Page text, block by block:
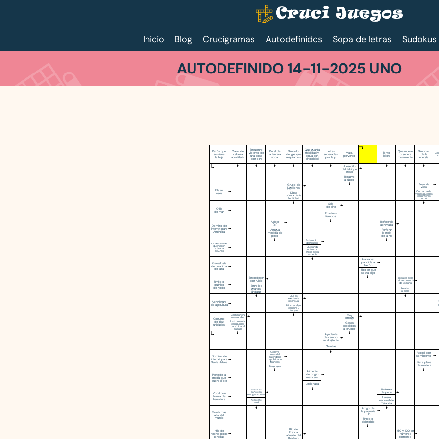
Inicio Blog Crucigramas Autodefinidos Sopa de letras Sudokus
AUTODEFINIDO 14-11-2025 UNO
Pezón que
sostiene
la hoja
Clavo de
cabeza
acodillada
Encuentro
violento de
una cosa
con otra
Plural de
la tercera
vocal
Símbolo
del gas que
respiramos
Que guarda
fidelidad y
actúa con
sinceridad
Letras
separadas
por la p
Malo,
perverso
Tonto,
idiota
Que mueve
o genera
movimiento
Símbolo
de la
energía
Huesecillo
del tabique
nasal
Relativo
al útero
Ella en
inglés
Grupo de
jugadores
Diosa
púnica de la
fertilidad
Segunda
vocal
Comarca de
varios pueblos
con interés
común
Orilla
del mar
Sala
de cine
En otros
tiempos
Dominio de
internet para
Antártida
Acíbar
(pl)
Antigua
medida de
peso
Referencia
abreviada
Perforar
la nariz
de la res
Ciudad donde
quemaron
a Juana
de Arco
Estampido
del trueno
Que anda
junto con
otros de su
especie
Genealogía
de un animal
de raza
Ave rapaz
parecida al
halcón
Sitio en que
se ata algo
Símbolo
químico
del yodo
Ensordecer
con ruido
Entre los
gitanos,
andaluz
Iniciales de la
reina consorte
de España
Relativo
al ciclo
Abreviatura
de agricultura
Que es
excitante
o sensual
Hinchar algo
con aire u
otro gas
Conjunto
de diez
unidades
Compañera
inseparable
Instrumento
con puntas
para picar al
caballo
Muy
amarga
Gases
expelidos
al eructar
Ayudante
de campo
en el ejército
Gordas
Dominio de
internet para
Santa Helena
Octavo
mes del
calendario
republicano
francés
No propio
Vocal con
sombrerito
Pieza plana
de madera
Parte de la
media que
cubre el pie
Alimento
de origen
mexicano
Lesionada
Vocal con
forma de
herradura
Jubón de
paño con
mangas cortas
Acércate
a mí
Sinónimo
de perro
Lengua
nacional de
Tailandia
Monte más
alto del
mundo
Amigo de
la pequeña
Lulú
Símbolo
del niobio
Hilo de
hebras poco
torcidas
Río de
Francia,
afluente del
Ródano
50 y 100 en
números
romanos